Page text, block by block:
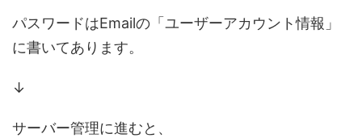
パスワードはEmailの「ユーザーアカウント情報」
に書いてあります。
↓
サーバー管理に進むと、